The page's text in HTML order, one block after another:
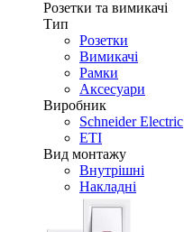
Розетки та вимикачі
Тип
Розетки
Вимикачі
Рамки
Аксесуари
Виробник
Schneider Electric
ETI
Вид монтажу
Внутрішні
Накладні